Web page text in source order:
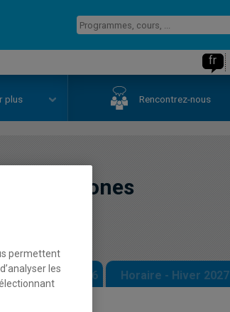
fr
plus Rencontrez-nous
autochtones
- Automne 2026 Horaire - Hiver 2027
permettent
les